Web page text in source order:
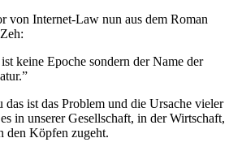
von Internet-Law nun aus dem Roman
keine Epoche sondern der Name der
das ist das Problem und die Ursache vieler
in unserer Gesellschaft, in der Wirtschaft,
den Köpfen zugeht.